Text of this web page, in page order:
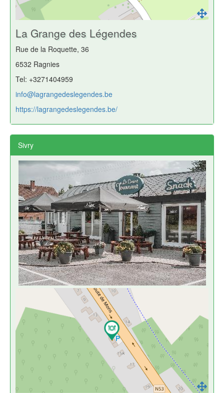
La Grange des Légendes
Rue de la Roquette, 36
6532 Ragnies
Tel: +3271404959
info@lagrangedeslegendes.be
https://lagrangedeslegendes.be/
Sivry